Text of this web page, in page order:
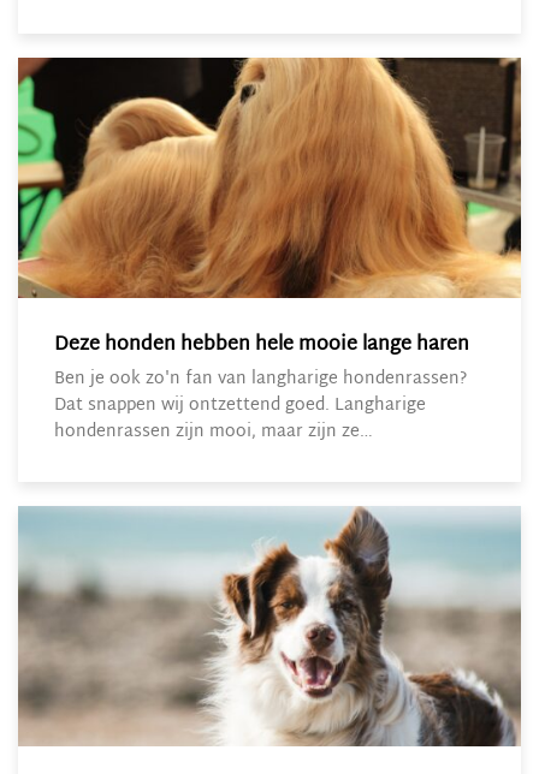
Deze honden hebben hele mooie lange haren
Ben je ook zo'n fan van langharige hondenrassen?
Dat snappen wij ontzettend goed. Langharige
hondenrassen zijn mooi, maar zijn ze…